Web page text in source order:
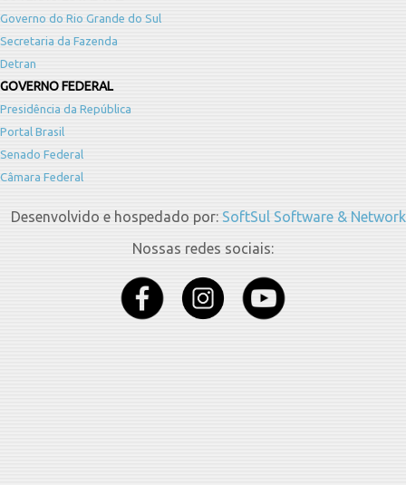
Governo do Rio Grande do Sul
Secretaria da Fazenda
Detran
GOVERNO FEDERAL
Presidência da República
Portal Brasil
Senado Federal
Câmara Federal
Desenvolvido e hospedado por: SoftSul Software & Network
Nossas redes sociais: